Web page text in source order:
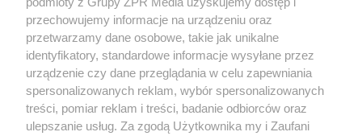
Badanie pokazuje, jak Polacy
naprawdę jedzą warzywa i owoce
przechowujemy informacje na urządzeniu oraz
przetwarzamy dane osobowe, takie jak unikalne
identyfikatory, standardowe informacje wysyłane przez
urządzenie czy dane przeglądania w celu zapewniania
spersonalizowanych reklam, wybór spersonalizowanych
treści, pomiar reklam i treści, badanie odbiorców oraz
ulepszanie usług. Za zgodą Użytkownika my i Zaufani